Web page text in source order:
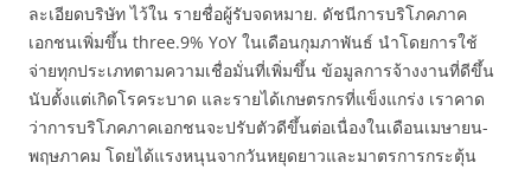
ละเอียดบริษัท ไว้ใน รายชื่อผู้รับจดหมาย. ดัชนีการบริโภคภาค
เอกชนเพิ่มขึ้น three.9% YoY ในเดือนกุมภาพันธ์ นำโดยการใช้
จ่ายทุกประเภทตามความเชื่อมั่นที่เพิ่มขึ้น ข้อมูลการจ้างงานที่ดีขึ้น
นับตั้งแต่เกิดโรคระบาด และรายได้เกษตรกรที่แข็งแกร่ง เราคาด
ว่าการบริโภคภาคเอกชนจะปรับตัวดีขึ้นต่อเนื่องในเดือนเมษายน-
พฤษภาคม โดยได้แรงหนุนจากวันหยุดยาวและมาตรการกระตุ้น